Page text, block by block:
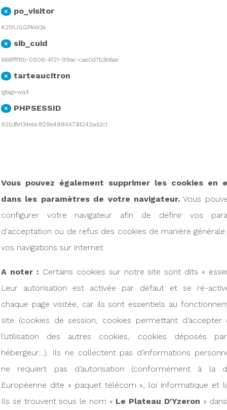
× po_visitor
A251UGGPkW3a
× sib_cuid
668fff8b-0906-4f21-99ac-cae0d7b3b6ae
× tarteaucitron
!gtag=wait
× PHPSESSID
92b3fe134ebc829e4884473d242ad2c1
Vous pouvez également supprimer les cookies en
dans les paramètres de votre navigateur.Vous
configurer votre navigateur afin de définir vos
d'acceptation ou de refus des cookies de manière
vos navigations sur internet.
A noter : Certains cookies sur notre site sont dits «
Leur autorisation est activée par défaut et se ré-
chaque page visitée, car ils sont essentiels au
site (cookies de session, cookies permettant d’accepter
l’utilisation des autres cookies, cookies déposés
hébergeur…). Ils ne collectent pas d’informations
ne requiert pas d’autorisation (conformément à la
Européenne dite « paquet télécom », loi informatique et
Ils se trouvent sous le nom « Le Plateau D'Yzeron »